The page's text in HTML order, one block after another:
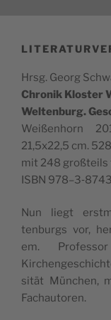
Hrsg. Georg
Chronik Kloster
Wel­tenburg.
Weißen­horn
21,5x22,5 cm.
mit 248 großteils
ISBN
Nun liegt
tenburgs vor,
em.
sität München,
Fachautoren.